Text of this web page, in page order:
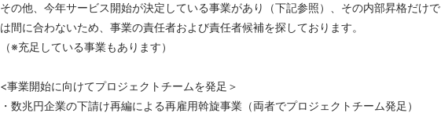
その他、今年サービス開始が決定している事業があり（下記参照）、その内部昇格だけで
は間に合わないため、事業の責任者および責任者候補を探しております。
（※充足している事業もあります）
<事業開始に向けてプロジェクトチームを発足＞
・数兆円企業の下請け再編による再雇用斡旋事業（両者でプロジェクトチーム発足）